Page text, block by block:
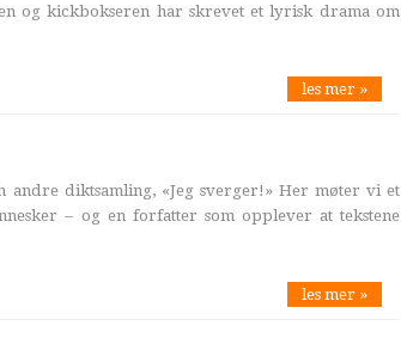
og kickbokseren har skrevet et lyrisk drama om
les mer »
diktsamling, «Jeg sverger!» Her møter vi et
– og en forfatter som opplever at tekstene
les mer »